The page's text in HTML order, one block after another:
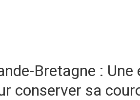
Bretagne : Une
conserver sa